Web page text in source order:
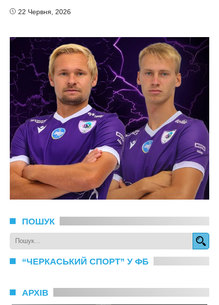
22 Червня, 2026
ПОШУК
“ЧЕРКАСЬКИЙ СПОРТ” У ФБ
АРХІВ